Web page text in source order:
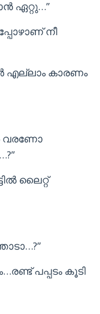
ഏറ്റു…”
നീ
എല്ലാം കാരണം
വരണോ
ലൈറ്റ്
പപ്പടം കൂടി